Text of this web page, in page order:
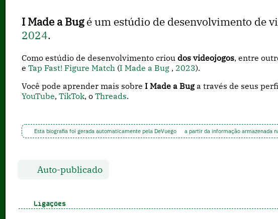
I Made a Bugé um estúdio de desenvolvimento de
2024.
Como estúdio de desenvolvimento crioudos videojogos, entre
eTap Fast! Figure Match (I Made a Bug , 2023).
Você pode aprender mais sobreI Made a Buga través de seus
YouTube,TikTok, oThreads.
Esta biografia foi gerada automaticamente pela DeVuego a partir da informação armazenada
Auto-publicado
Ligações